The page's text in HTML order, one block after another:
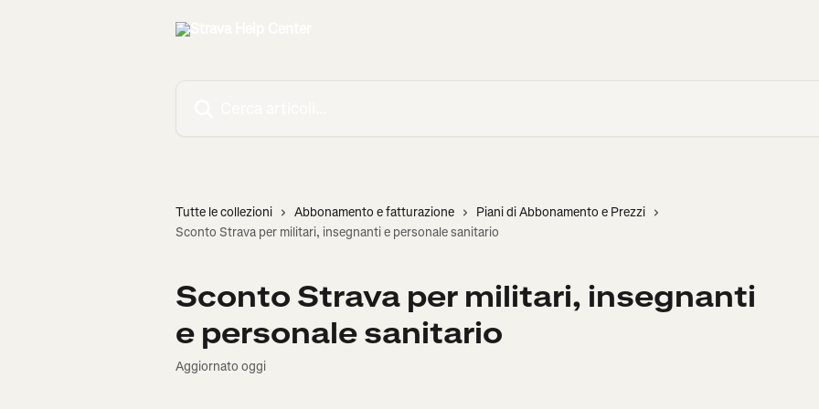
Tutte le collezioni Abbonamento e fatturazione
Piani di Abbonamento e Prezzi
Sconto Strava per militari, insegnanti e personale sanitario
Sconto Strava per militari, insegnanti
e personale sanitario
Aggiornato oggi